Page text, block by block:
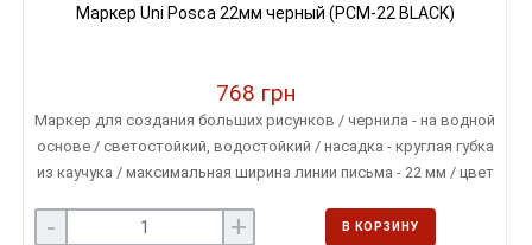
Маркер Uni Posca 22мм черный (PCM-22 BLACK)
768 грн
Маркер для создания больших рисунков / чернила - на водной
основе / светостойкий, водостойкий / насадка - круглая губка
из каучука / максимальная ширина линии письма - 22 мм / цвет
- + В КОРЗИНУ